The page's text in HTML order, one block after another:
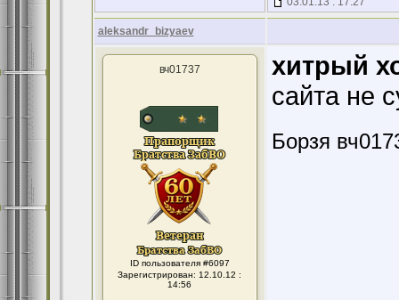
aleksandr_bizyaev
вч01737
ID пользователя #6097
Зарегистрирован: 12.10.12 :
14:56
хитрый
сайта не
Борзя